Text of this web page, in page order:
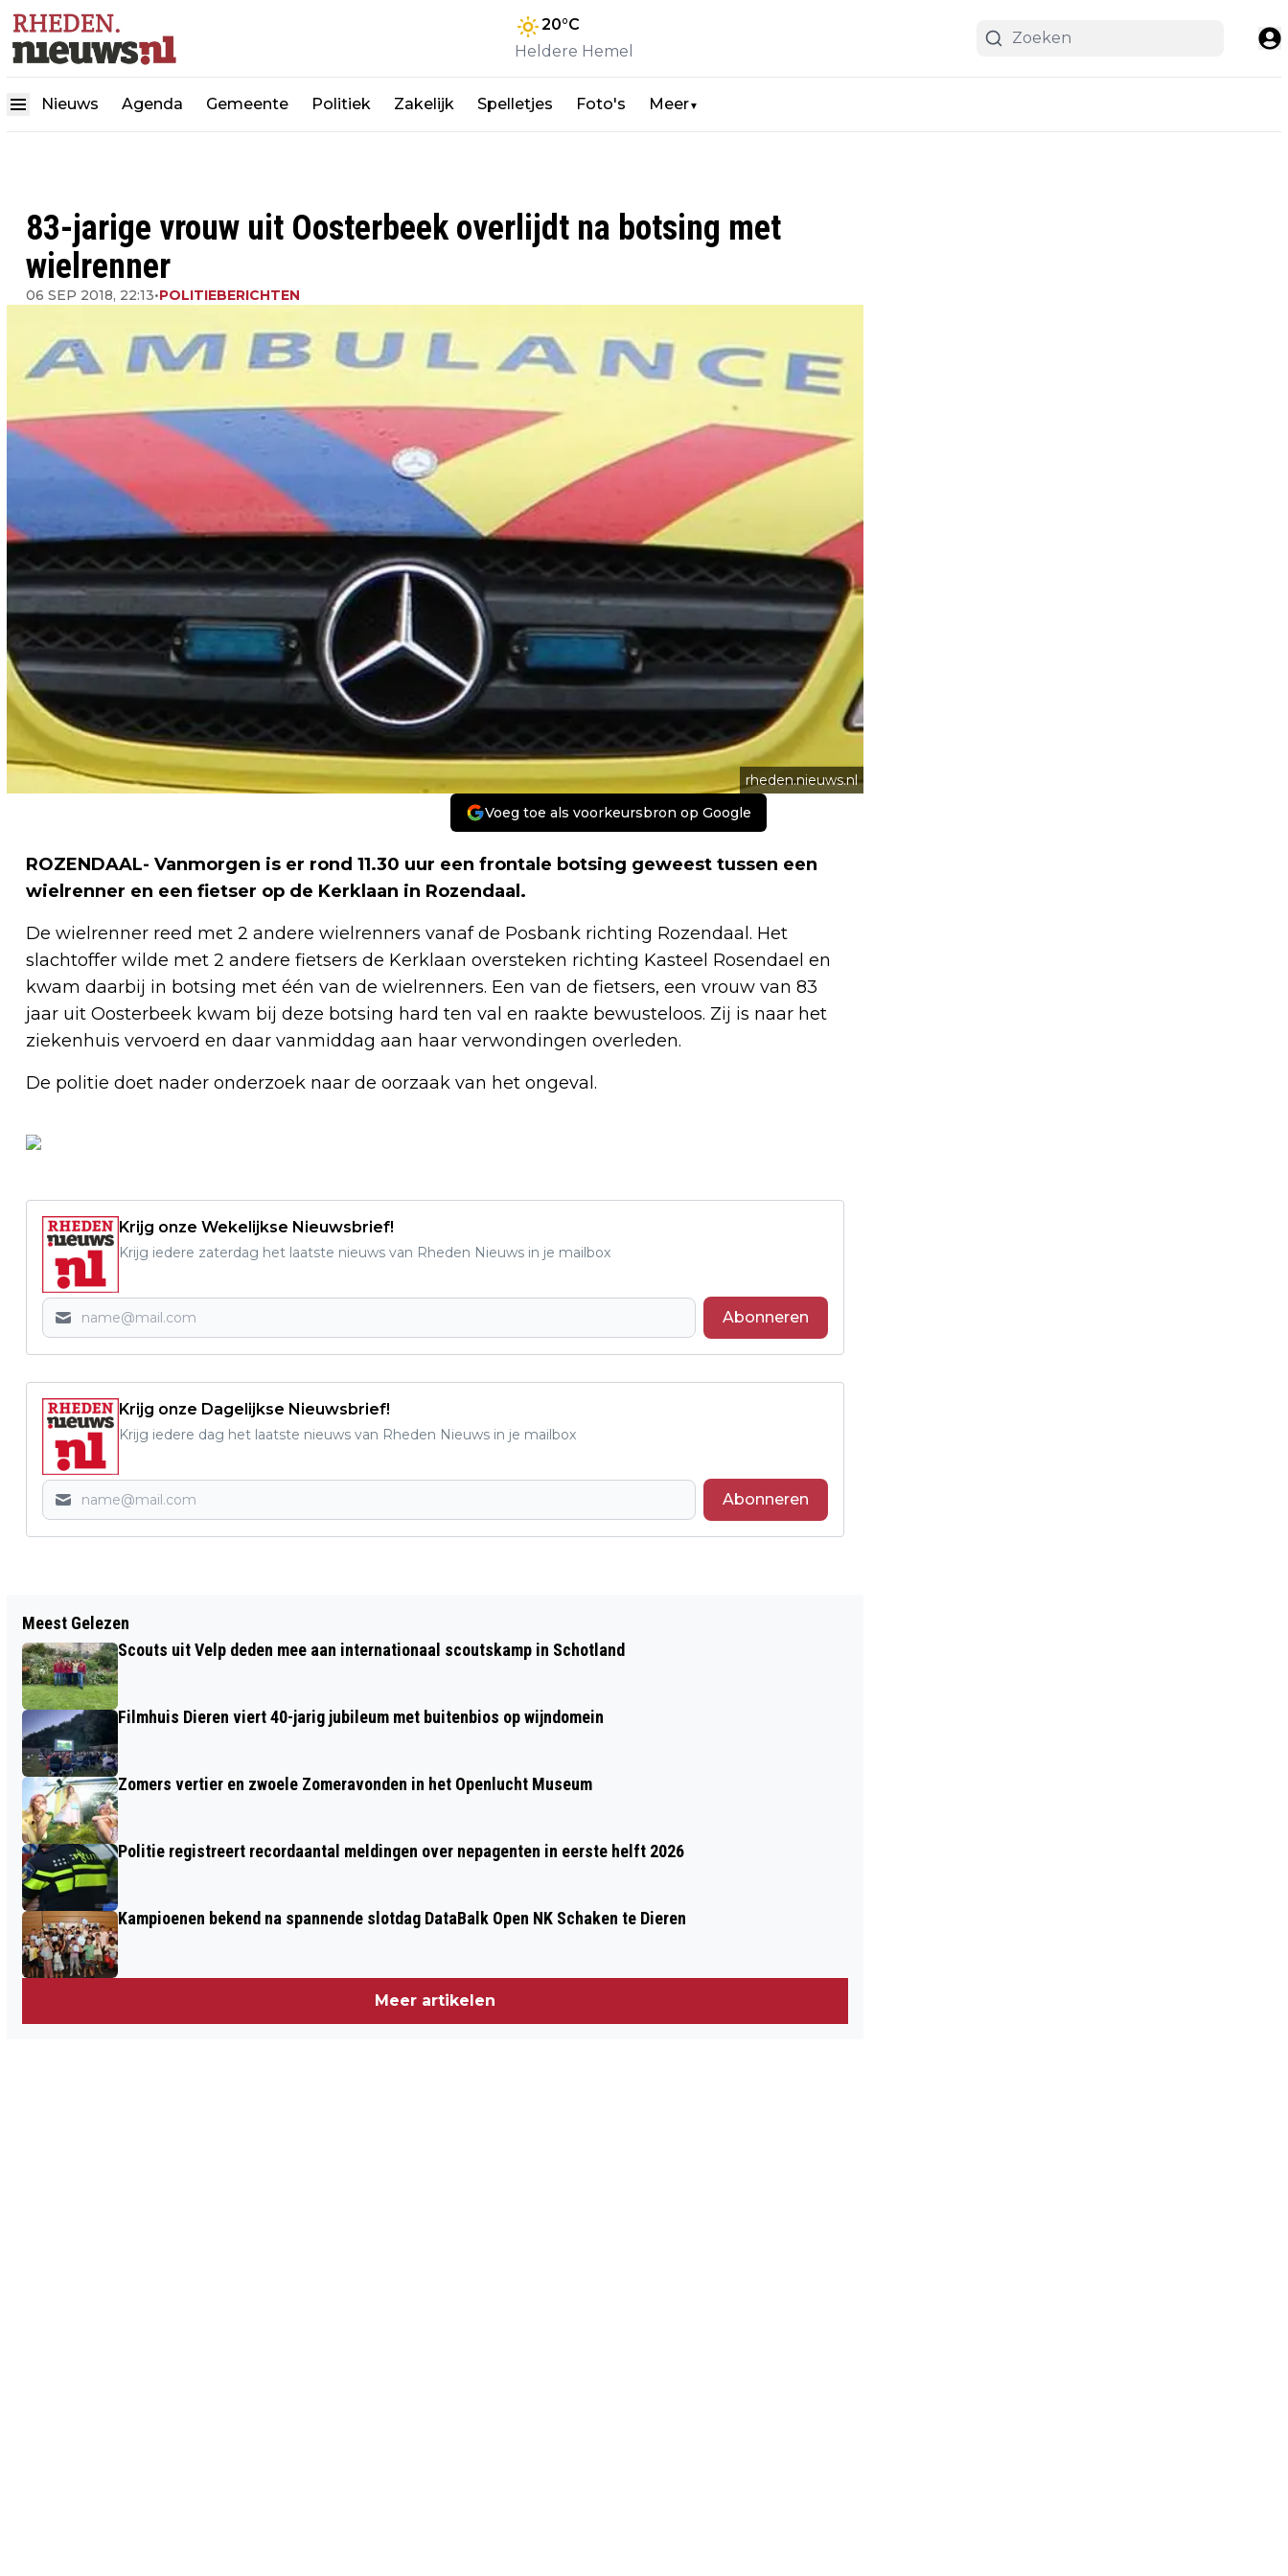
20°C
Heldere Hemel
Nieuws Agenda Gemeente Politiek Zakelijk Spelletjes Foto's Meer▼
83-jarige vrouw uit Oosterbeek overlijdt na botsing met
wielrenner
06 SEP 2018, 22:13•POLITIEBERICHTEN
rheden.nieuws.nl
Voeg toe als voorkeursbron op Google
ROZENDAAL- Vanmorgen is er rond 11.30 uur een frontale botsing geweest tussen een
wielrenner en een fietser op de Kerklaan in Rozendaal.
De wielrenner reed met 2 andere wielrenners vanaf de Posbank richting Rozendaal. Het
slachtoffer wilde met 2 andere fietsers de Kerklaan oversteken richting Kasteel Rosendael en
kwam daarbij in botsing met één van de wielrenners. Een van de fietsers, een vrouw van 83
jaar uit Oosterbeek kwam bij deze botsing hard ten val en raakte bewusteloos. Zij is naar het
ziekenhuis vervoerd en daar vanmiddag aan haar verwondingen overleden.
De politie doet nader onderzoek naar de oorzaak van het ongeval.
Krijg onze Wekelijkse Nieuwsbrief!
Krijg iedere zaterdag het laatste nieuws van Rheden Nieuws in je mailbox
Abonneren
Krijg onze Dagelijkse Nieuwsbrief!
Krijg iedere dag het laatste nieuws van Rheden Nieuws in je mailbox
Abonneren
TOERISME IN GELDERLAND DOET HET
GOED!
AFSLUITING IJSSELBRUG A12
Meest Gelezen
Scouts uit Velp deden mee aan internationaal scoutskamp in Schotland
Filmhuis Dieren viert 40-jarig jubileum met buitenbios op wijndomein
Zomers vertier en zwoele Zomeravonden in het Openlucht Museum
Politie registreert recordaantal meldingen over nepagenten in eerste helft 2026
Kampioenen bekend na spannende slotdag DataBalk Open NK Schaken te Dieren
Meer artikelen